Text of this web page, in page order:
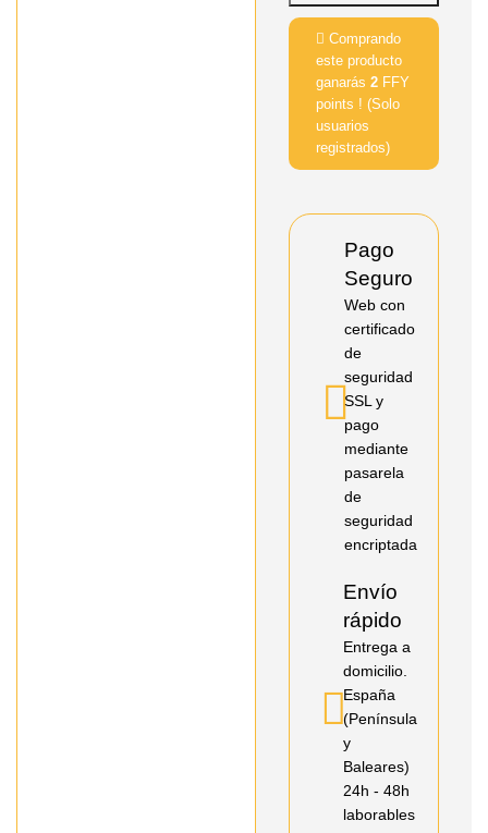
Comprando
este producto
ganarás2 FFY
points ! (Solo
usuarios
registrados)
Pago
Seguro
Web con
certificado
de
seguridad
SSL y
pago
mediante
pasarela
de
seguridad
encriptada
Envío
rápido
Entrega a
domicilio.
España
(Península
y
Baleares)
24h - 48h
laborables